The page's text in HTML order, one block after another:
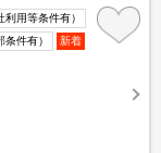
用等条件有）
件有）
新着